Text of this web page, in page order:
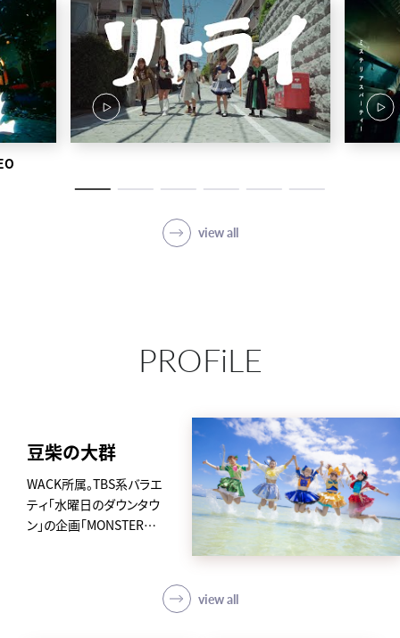
view all
PROFiLE
豆柴の大群
WACK所属。TBS系バラエ
ティ「水曜日のダウンタウ
ン」の企画「MONSTER
アイカ・ザ・スパイ、ナオ・オ
ブ・ナオ、レオナエンパイア、
view all